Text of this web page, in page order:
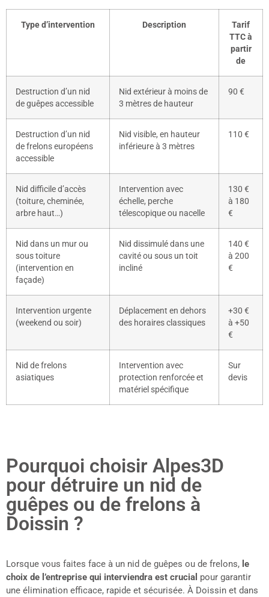
Type d’intervention Description
Tarif
TTC à
partir
de
Destruction d’un nid
de guêpes accessible
Nid extérieur à moins de
3 mètres de hauteur
90 €
Destruction d’un nid
de frelons européens
accessible
Nid visible, en hauteur
inférieure à 3 mètres
110 €
Nid difficile d’accès
(toiture, cheminée,
arbre haut…)
Intervention avec
échelle, perche
télescopique ou nacelle
130 €
à 180
€
Nid dans un mur ou
sous toiture
(intervention en
façade)
Nid dissimulé dans une
cavité ou sous un toit
incliné
140 €
à 200
€
Intervention urgente
(weekend ou soir)
Déplacement en dehors
des horaires classiques
+30 €
à +50
€
Nid de frelons
asiatiques
Intervention avec
protection renforcée et
matériel spécifique
Sur
devis
Pourquoi choisir Alpes3D
pour détruire un nid de
guêpes ou de frelons à
Doissin ?
Lorsque vous faites face à un nid de guêpes ou de frelons, le
choix de l’entreprise qui interviendra est crucial pour garantir
une élimination efficace, rapide et sécurisée. À Doissin et dans